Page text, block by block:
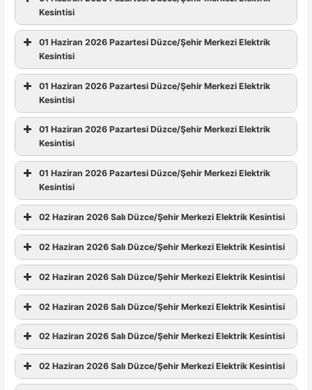
Kesintisi
01 Haziran 2026 Pazartesi Düzce/Şehir Merkezi Elektrik
Kesintisi
01 Haziran 2026 Pazartesi Düzce/Şehir Merkezi Elektrik
Kesintisi
01 Haziran 2026 Pazartesi Düzce/Şehir Merkezi Elektrik
Kesintisi
01 Haziran 2026 Pazartesi Düzce/Şehir Merkezi Elektrik
Kesintisi
02 Haziran 2026 Salı Düzce/Şehir Merkezi Elektrik Kesintisi
02 Haziran 2026 Salı Düzce/Şehir Merkezi Elektrik Kesintisi
02 Haziran 2026 Salı Düzce/Şehir Merkezi Elektrik Kesintisi
02 Haziran 2026 Salı Düzce/Şehir Merkezi Elektrik Kesintisi
02 Haziran 2026 Salı Düzce/Şehir Merkezi Elektrik Kesintisi
02 Haziran 2026 Salı Düzce/Şehir Merkezi Elektrik Kesintisi